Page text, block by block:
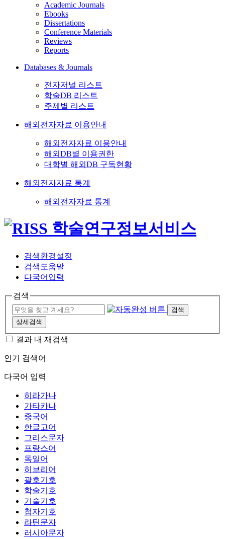
Academic Journals
Ebooks
Dissertations
Conference Materials
Reviews
Reports
Databases & Journals
전자저널 리스트
학술DB 리스트
주제별 리스트
해외전자자료 이용안내
해외전자자료 이용안내
해외DB별 이용권한
대학별 해외DB 구독현황
해외전자자료 통계
해외전자자료 통계
검색환경설정
검색도움말
다국어입력
검색
검색
상세검색
결과 내 재검색
인기 검색어
다국어 입력
히라가나
가타카나
중국어
한글고어
그리스문자
프랑스어
독일어
히브리어
괄호기호
학술기호
기술기호
첨자기호
라틴문자
러시아문자